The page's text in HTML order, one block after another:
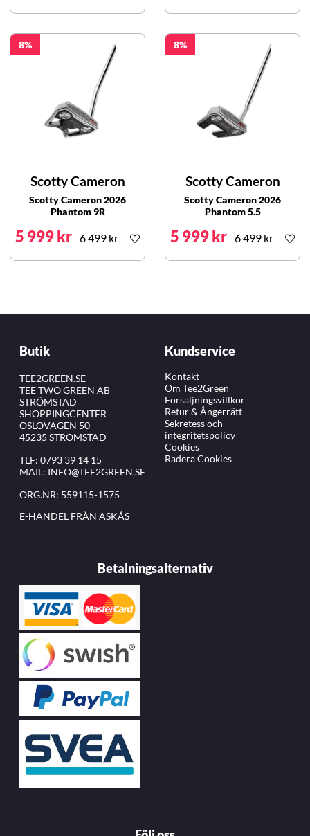
8
Scotty Cameron
Scotty Cameron 2026
Phantom 9R
5 999 kr 6 499 kr
8
Scotty Cameron
Scotty Cameron 2026
Phantom 5.5
5 999 kr 6 499 kr
Butik
TEE2GREEN.SE
TEE TWO GREEN AB
STRÖMSTAD
SHOPPINGCENTER
OSLOVÄGEN 50
45235 STRÖMSTAD
TLF: 0793 39 14 15
MAIL: INFO@TEE2GREEN.SE
ORG.NR: 559115-1575
E-HANDEL FRÅN ASKÅS
Kundservice
Kontakt
Om Tee2Green
Försäljningsvillkor
Retur & Ångerrätt
Sekretess och
integritetspolicy
Cookies
Radera Cookies
Betalningsalternativ